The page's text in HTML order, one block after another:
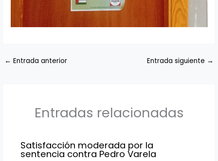
← Entrada anterior Entrada siguiente →
Entradas relacionadas
Satisfacción moderada por la
sentencia contra Pedro Varela